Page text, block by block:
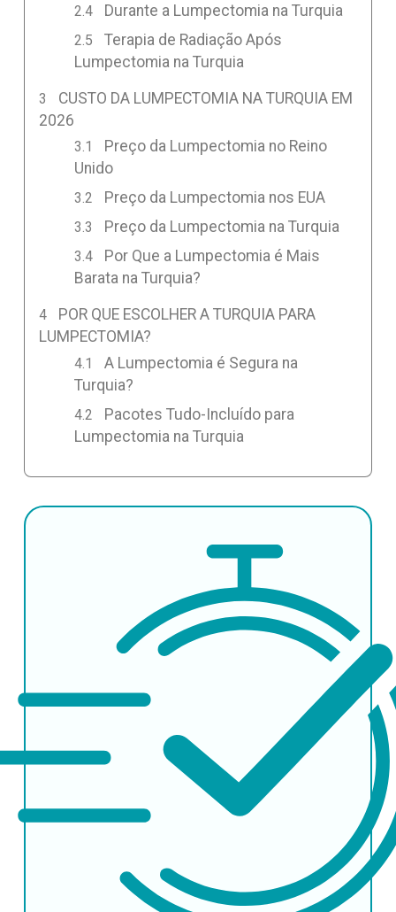
Durante a Lumpectomia na Turquia
Terapia de Radiação Após
Lumpectomia na Turquia
CUSTO DA LUMPECTOMIA NA TURQUIA EM
2026
Preço da Lumpectomia no Reino
Unido
Preço da Lumpectomia nos EUA
Preço da Lumpectomia na Turquia
Por Que a Lumpectomia é Mais
Barata na Turquia?
POR QUE ESCOLHER A TURQUIA PARA
LUMPECTOMIA?
A Lumpectomia é Segura na
Turquia?
Pacotes Tudo-Incluído para
Lumpectomia na Turquia